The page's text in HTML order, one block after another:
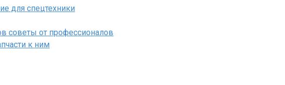
для спецтехники
советы от профессионалов
к ним